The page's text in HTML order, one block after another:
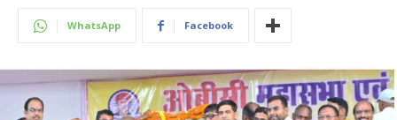
WhatsApp Facebook